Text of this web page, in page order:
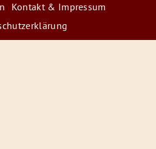
Kontakt & Impressum